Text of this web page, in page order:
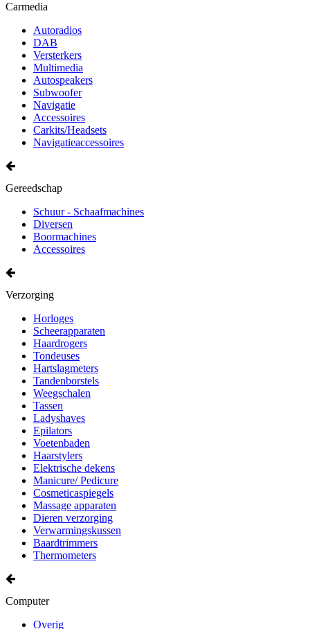
Carmedia
Autoradios
DAB
Versterkers
Multimedia
Autospeakers
Subwoofer
Navigatie
Accessoires
Carkits/Headsets
Navigatieaccessoires
Gereedschap
Schuur - Schaafmachines
Diversen
Boormachines
Accessoires
Verzorging
Horloges
Scheerapparaten
Haardrogers
Tondeuses
Hartslagmeters
Tandenborstels
Weegschalen
Tassen
Ladyshaves
Epilators
Voetenbaden
Haarstylers
Elektrische dekens
Manicure/ Pedicure
Cosmeticaspiegels
Massage apparaten
Dieren verzorging
Verwarmingskussen
Baardtrimmers
Thermometers
Computer
Overig